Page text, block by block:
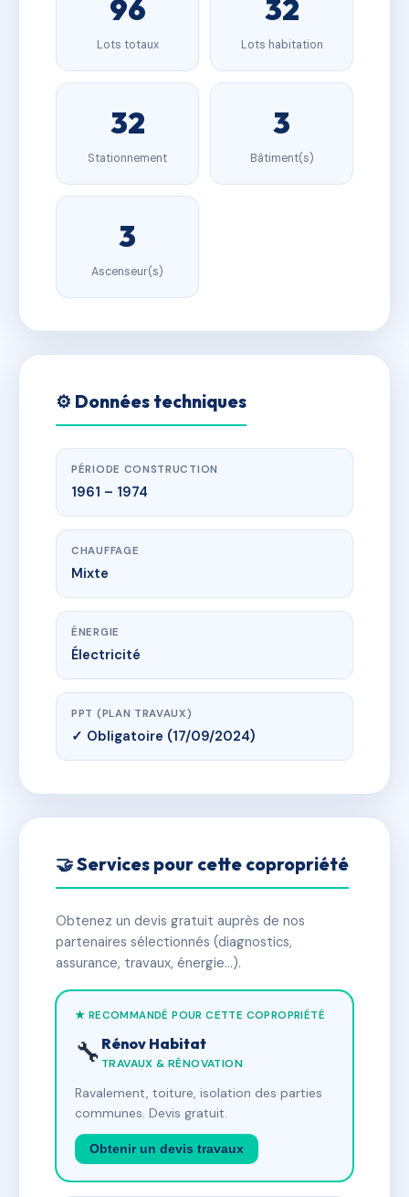
96
Lots totaux
32
Lots habitation
32
Stationnement
3
Bâtiment(s)
3
Ascenseur(s)
⚙️ Données techniques
PÉRIODE CONSTRUCTION
1961 – 1974
CHAUFFAGE
Mixte
ÉNERGIE
Électricité
PPT (PLAN TRAVAUX)
✓ Obligatoire (17/09/2024)
🤝 Services pour cette copropriété
Obtenez un devis gratuit auprès de nos
partenaires sélectionnés (diagnostics,
assurance, travaux, énergie…).
★ RECOMMANDÉ POUR CETTE COPROPRIÉTÉ
🔧 Rénov Habitat
TRAVAUX & RÉNOVATION
Ravalement, toiture, isolation des parties
communes. Devis gratuit.
Obtenir un devis travaux